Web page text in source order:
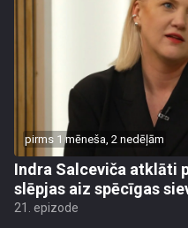
pirms 1 mēneša, 2 nedēļām
Indra Salceviča atklāti
slēpjas aiz spēcīgas
21. epizode